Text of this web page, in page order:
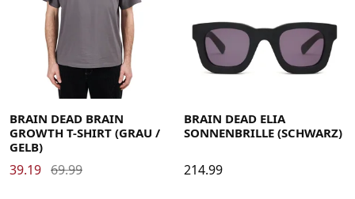
Medium Small X-Large
BRAIN DEAD BRAIN
GROWTH T-SHIRT (GRAU /
GELB)
39.19 69.99
BRAIN DEAD ELIA
SONNENBRILLE (SCHWARZ)
214.99